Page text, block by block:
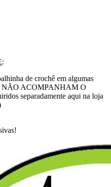
:
de crochê em algumas
NÃO ACOMPANHAM O
separadamente aqui na loja